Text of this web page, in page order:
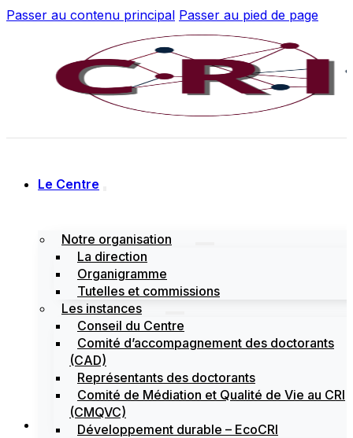
Passer au contenu principal Passer au pied de page
Le Centre
Notre organisation
La direction
Organigramme
Tutelles et commissions
Les instances
Conseil du Centre
Comité d’accompagnement des doctorants
(CAD)
Représentants des doctorants
Comité de Médiation et Qualité de Vie au CRI
(CMQVC)
Développement durable – EcoCRI
Recherche